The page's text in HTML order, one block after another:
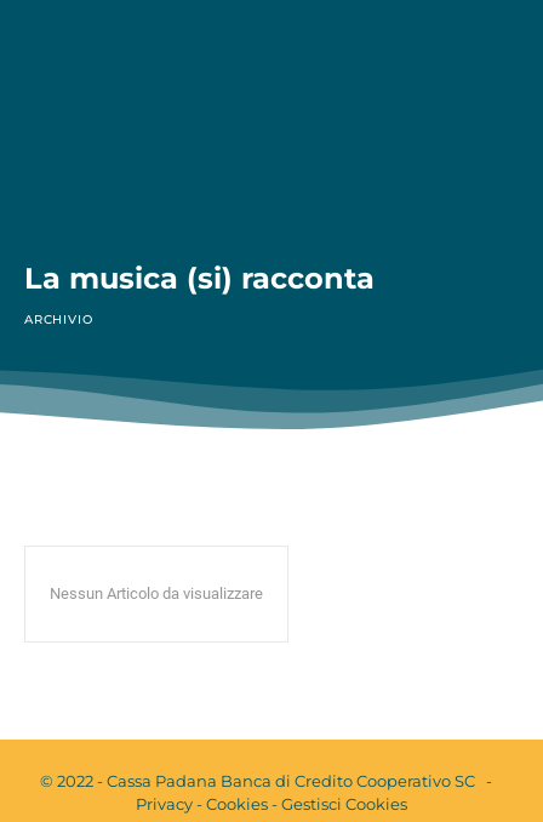
La musica (si) racconta
ARCHIVIO
Nessun Articolo da visualizzare
© 2022 - Cassa Padana Banca di Credito Cooperativo SC -
Privacy-Cookies-Gestisci Cookies